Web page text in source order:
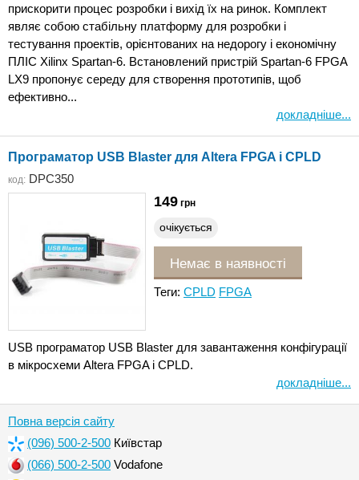
прискорити процес розробки і вихід їх на ринок. Комплект
являє собою стабільну платформу для розробки і
тестування проектів, орієнтованих на недорогу і економічну
ПЛІС Xilinx Spartan-6. Встановлений пристрій Spartan-6 FPGA
LX9 пропонує середу для створення прототипів, щоб
ефективно...
докладніше...
Програматор USB Blaster для Altera FPGA і CPLD
код: DPC350
149 грн
очікується
Немає в наявності
Теги: CPLD FPGA
USB програматор USB Blaster для завантаження конфігурації
в мікросхеми Altera FPGA і CPLD.
докладніше...
Повна версія сайту
(096) 500-2-500 Київстар
(066) 500-2-500 Vodafone